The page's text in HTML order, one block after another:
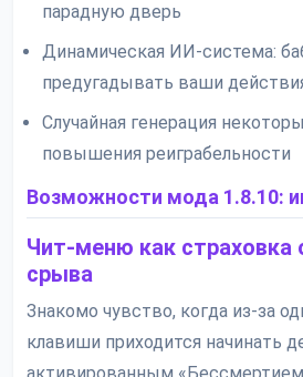
парадную дверь
Динамическая ИИ-система:
предугадывать ваши
Случайная генерация
повышения реиграбельности
Возможности мода 1.8.10:
Чит-меню как страховка
срыва
Знакомо чувство, когда из-за
клавиши приходится начинать